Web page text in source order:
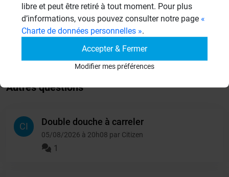
Systèmes de panneaux à carreler
1206 Sujets
Autres
Autres questions
CI Double douche à carreler
05/08/2026 à 20h08 par Citizen
1
libre et peut être retiré à tout moment. Pour plus
d’informations, vous pouvez consulter notre page «
Charte de données personnelles ».
Accepter & Fermer
Modifier mes préférences